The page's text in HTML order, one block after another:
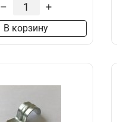
– +
В корзину